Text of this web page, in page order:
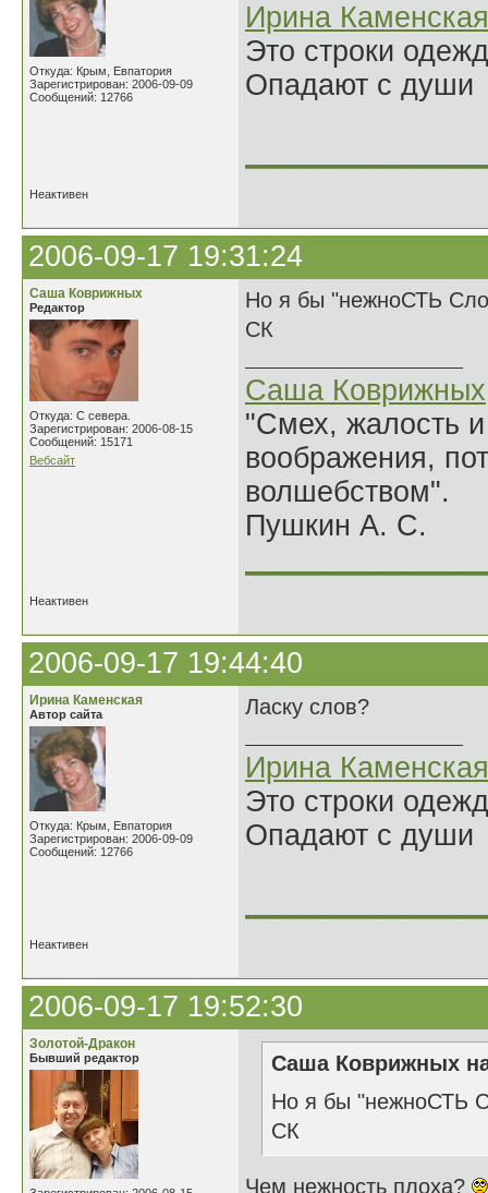
Откуда: Крым, Евпатория
Зарегистрирован: 2006-09-09
Сообщений: 12766
Ирина Каменская
Это строки
Опадают с души
Неактивен
2006-09-17 19:31:24
Саша Коврижных
Редактор
Откуда: С севера.
Зарегистрирован: 2006-08-15
Сообщений: 15171
Вебсайт
Но я бы "нежноСТЬ
СК
Саша Коврижных
"Смех, жалость
воображения,
волшебством".
Пушкин А. С.
Неактивен
2006-09-17 19:44:40
Ирина Каменская
Автор сайта
Откуда: Крым, Евпатория
Зарегистрирован: 2006-09-09
Сообщений: 12766
Ласку слов?
Ирина Каменская
Это строки
Опадают с души
Неактивен
2006-09-17 19:52:30
Золотой-Дракон
Бывший редактор
Саша Коврижных
Но я бы "нежноСТЬ
СК
Чем нежность плоха?